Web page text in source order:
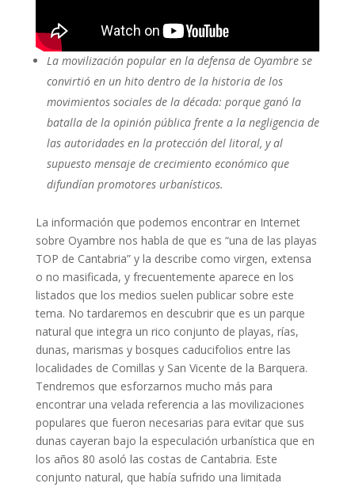
La movilización popular en la defensa de Oyambre se
convirtió en un hito dentro de la historia de los
movimientos sociales de la década: porque ganó la
batalla de la opinión pública frente a la negligencia de
las autoridades en la protección del litoral, y al
supuesto mensaje de crecimiento económico que
difundían promotores urbanísticos.
La información que podemos encontrar en Internet
sobre Oyambre nos habla de que es “una de las playas
TOP de Cantabria” y la describe como virgen, extensa
o no masificada, y frecuentemente aparece en los
listados que los medios suelen publicar sobre este
tema. No tardaremos en descubrir que es un parque
natural que integra un rico conjunto de playas, rías,
dunas, marismas y bosques caducifolios entre las
localidades de Comillas y San Vicente de la Barquera.
Tendremos que esforzarnos mucho más para
encontrar una velada referencia a las movilizaciones
populares que fueron necesarias para evitar que sus
dunas cayeran bajo la especulación urbanística que en
los años 80 asoló las costas de Cantabria. Este
conjunto natural, que había sufrido una limitada